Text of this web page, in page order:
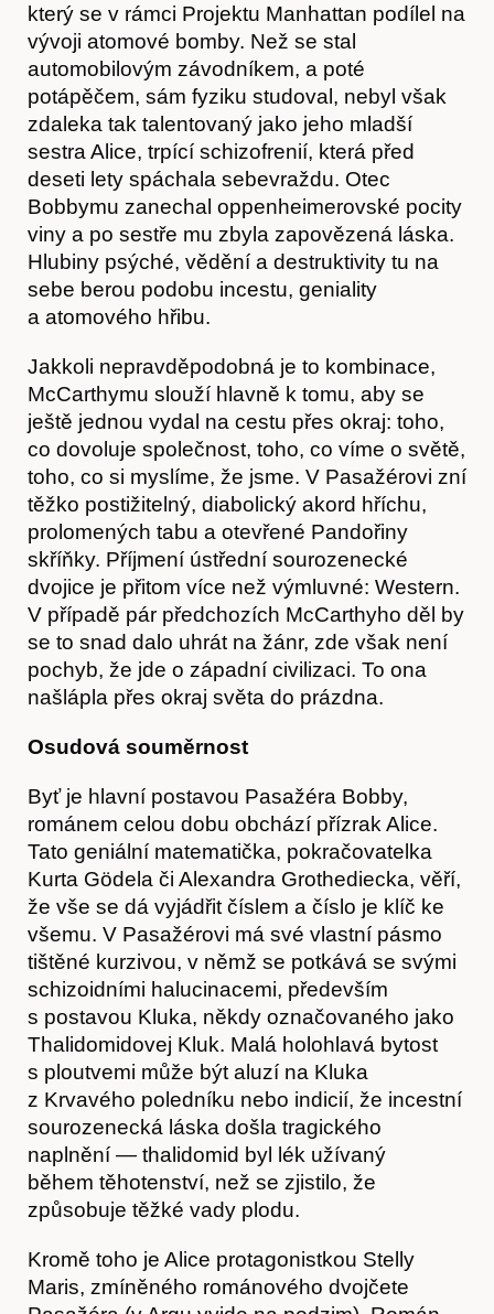
Časopis
Hostcast
Akce
který se v rámci Projektu Manhattan podílel na
vývoji atomové bomby. Než se stal
automobilovým závodníkem, a poté
potápěčem, sám fyziku studoval, nebyl však
zdaleka tak talentovaný jako jeho mladší
sestra Alice, trpící schizofrenií, která před
deseti lety spáchala sebevraždu. Otec
Bobbymu zanechal oppenheimerovské pocity
viny a po sestře mu zbyla zapovězená láska.
Hlubiny psýché, vědění a destruktivity tu na
sebe berou podobu incestu, geniality
a atomového hřibu.
Jakkoli nepravděpodobná je to kombinace,
McCarthymu slouží hlavně k tomu, aby se
ještě jednou vydal na cestu přes okraj: toho,
co dovoluje společnost, toho, co víme o světě,
toho, co si myslíme, že jsme. V Pasažérovi zní
těžko postižitelný, diabolický akord hříchu,
prolomených tabu a otevřené Pandořiny
skříňky. Příjmení ústřední sourozenecké
dvojice je přitom více než výmluvné: Western.
V případě pár předchozích McCarthyho děl by
se to snad dalo uhrát na žánr, zde však není
pochyb, že jde o západní civilizaci. To ona
našlápla přes okraj světa do prázdna.
Osudová souměrnost
Byť je hlavní postavou Pasažéra Bobby,
románem celou dobu obchází přízrak Alice.
Tato geniální matematička, pokračovatelka
Kurta Gödela či Alexandra Grothediecka, věří,
že vše se dá vyjádřit číslem a číslo je klíč ke
všemu. V Pasažérovi má své vlastní pásmo
tištěné kurzivou, v němž se potkává se svými
schizoidními halucinacemi, především
s postavou Kluka, někdy označovaného jako
Thalidomidovej Kluk. Malá holohlavá bytost
s ploutvemi může být aluzí na Kluka
z Krvavého poledníku nebo indicií, že incestní
sourozenecká láska došla tragického
naplnění — thalidomid byl lék užívaný
během těhotenství, než se zjistilo, že
způsobuje těžké vady plodu.
Kromě toho je Alice protagonistkou Stelly
Maris, zmíněného románového dvojčete